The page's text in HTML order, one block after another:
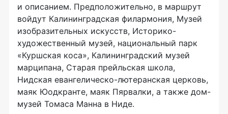
и описанием. Предположительно, в маршрут
войдут Калининградская филармония, Музей
изобразительных искусств, Историко-
художественный музей, национальный парк
«Куршская коса», Калининградский музей
марципана, Старая прейльская школа,
Нидская евангелическо-лютеранская церковь,
маяк Юодкранте, маяк Пярвалки, а также дом-
музей Томаса Манна в Ниде.